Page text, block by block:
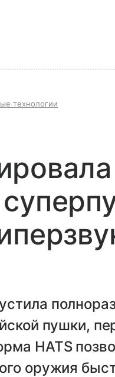
технологии
пушки,
HATS
оружия